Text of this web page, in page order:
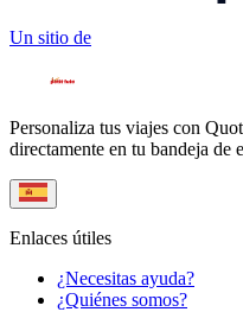
Un sitio de
Personaliza tus viajes con
directamente en tu bandeja de
Enlaces útiles
¿Necesitas ayuda?
¿Quiénes somos?